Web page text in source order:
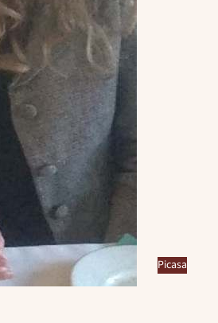
Picasa